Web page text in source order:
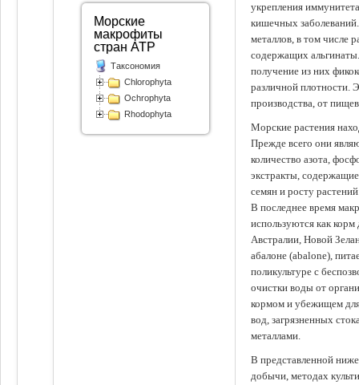
укрепления
кишечных
металлов, в том числе
содержащих
получение из них
различной плотности.
производства, от
Морские растения
Прежде всего они
количество азота,
экстракты,
семян и росту
В последнее время
используются как
Австралии, Новой
абалоне (abalone),
поликультуре с
очистки воды от
кормом и убежищем
вод, загрязненных
металлами.
В представленной
добычи, методах
Морские
макрофиты
стран АТР
Таксономия
Chlorophyta
Ochrophyta
Rhodophyta